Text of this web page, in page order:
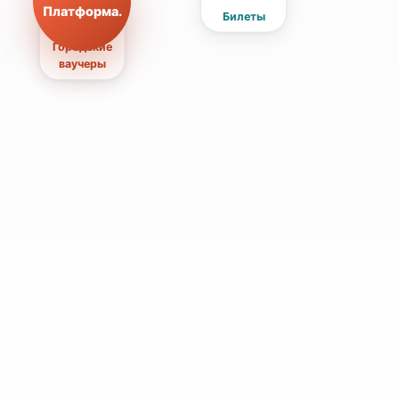
Платформа.
Городские
ваучеры
Билеты